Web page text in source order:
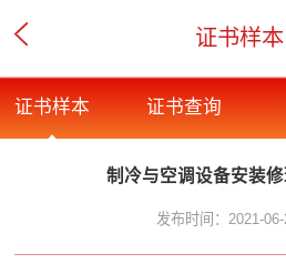
证书样本
证书样本 证书查询
制冷与空调设备安装
发布时间：2021-